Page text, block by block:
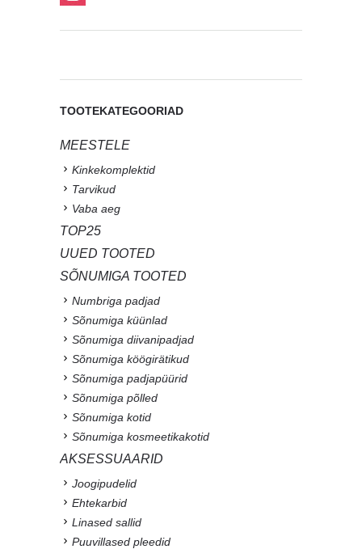
TOOTEKATEGOORIAD
MEESTELE
Kinkekomplektid
Tarvikud
Vaba aeg
TOP25
UUED TOOTED
SÕNUMIGA TOOTED
Numbriga padjad
Sõnumiga küünlad
Sõnumiga diivanipadjad
Sõnumiga köögirätikud
Sõnumiga padjapüürid
Sõnumiga põlled
Sõnumiga kotid
Sõnumiga kosmeetikakotid
AKSESSUAARID
Joogipudelid
Ehtekarbid
Linased sallid
Puuvillased pleedid